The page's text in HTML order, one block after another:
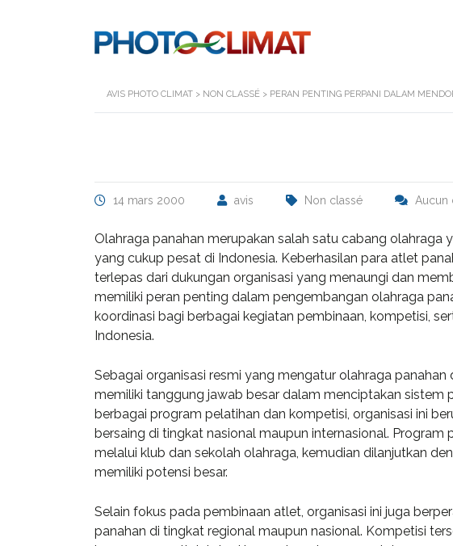
AVIS PHOTO CLIMAT > NON CLASSÉ > PERAN PENTING PERPANI DALAM
14 mars 2000 avis Non classé Aucun
Olahraga panahan merupakan salah satu cabang olahraga
yang cukup pesat di Indonesia. Keberhasilan para atlet
terlepas dari dukungan organisasi yang menaungi dan
memiliki peran penting dalam pengembangan olahraga
koordinasi bagi berbagai kegiatan pembinaan, kompetisi,
Indonesia.
Sebagai organisasi resmi yang mengatur olahraga panahan
memiliki tanggung jawab besar dalam menciptakan sistem
berbagai program pelatihan dan kompetisi, organisasi ini
bersaing di tingkat nasional maupun internasional.
melalui klub dan sekolah olahraga, kemudian dilanjutkan
memiliki potensi besar.
Selain fokus pada pembinaan atlet, organisasi ini juga
panahan di tingkat regional maupun nasional. Kompetisi